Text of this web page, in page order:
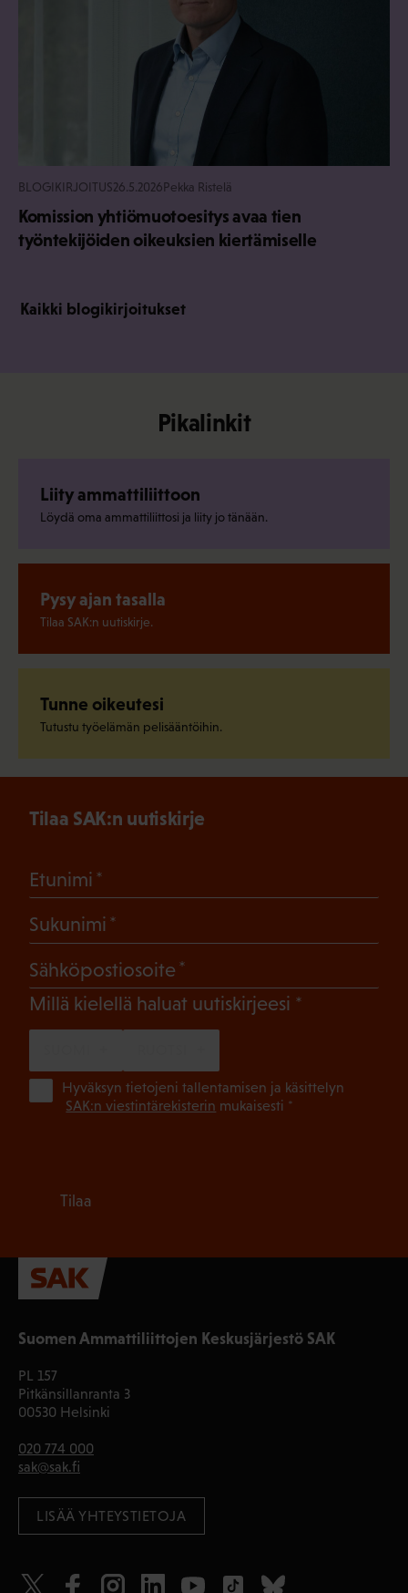
BLOGIKIRJOITUS26.5.2026Pekka Ristelä
Komission yhtiömuotoesitys avaa tien
työntekijöiden oikeuksien kiertämiselle
Kaikki blogikirjoitukset
Pikalinkit
Liity ammattiliittoon
Löydä oma ammattiliittosi ja liity jo tänään.
Pysy ajan tasalla
Tilaa SAK:n uutiskirje.
Tunne oikeutesi
Tutustu työelämän pelisääntöihin.
Suomen Ammattiliittojen Keskusjärjestö SAK
PL 157
Pitkänsillanranta 3
00530 Helsinki
020 774 000
sak@sak.fi
LISÄÄ YHTEYSTIETOJA
Tilaa SAK:n uutiskirje
Etunimi
Sukunimi
Sähköpostiosoite
Millä kielellä haluat uutiskirjeesi (Pakollinen)
Hyväksyn tietojeni tallentamisen ja käsittelyn
SAK:n viestintärekisterin mukaisesti *
Tilaa